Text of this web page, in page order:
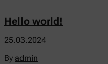
Hello world!
25.03.2024
By admin